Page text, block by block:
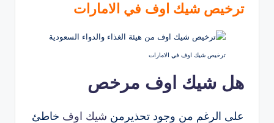
ترخيص شيك اوف في الامارات
ترخيص شيك اوف في الامارات
هل شيك اوف مرخص
على الرغم من وجود تحذيرمن شيك اوف خاطئ